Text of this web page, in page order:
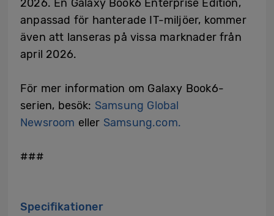
2026. En Galaxy Book6 Enterprise Edition,
anpassad för hanterade IT-miljöer, kommer
även att lanseras på vissa marknader från
april 2026.
För mer information om Galaxy Book6-
serien, besök: Samsung Global
Newsroom eller Samsung.com.
###
Specifikationer